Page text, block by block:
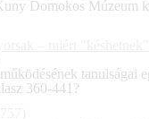
Domokos Múzeum
tanulságai
360-441?